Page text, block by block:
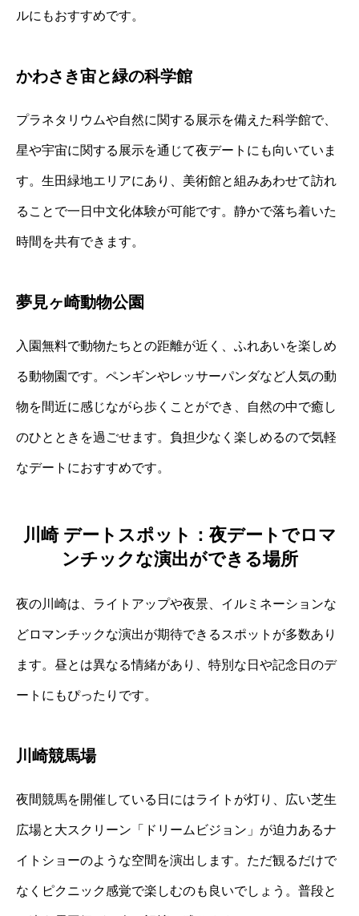
ルにもおすすめです。
かわさき宙と緑の科学館
プラネタリウムや自然に関する展示を備えた科学館で、
星や宇宙に関する展示を通じて夜デートにも向いていま
す。生田緑地エリアにあり、美術館と組みあわせて訪れ
ることで一日中文化体験が可能です。静かで落ち着いた
時間を共有できます。
夢見ヶ崎動物公園
入園無料で動物たちとの距離が近く、ふれあいを楽しめ
る動物園です。ペンギンやレッサーパンダなど人気の動
物を間近に感じながら歩くことができ、自然の中で癒し
のひとときを過ごせます。負担少なく楽しめるので気軽
なデートにおすすめです。
川崎 デートスポット：夜デートでロマ
ンチックな演出ができる場所
夜の川崎は、ライトアップや夜景、イルミネーションな
どロマンチックな演出が期待できるスポットが多数あり
ます。昼とは異なる情緒があり、特別な日や記念日のデ
ートにもぴったりです。
川崎競馬場
夜間競馬を開催している日にはライトが灯り、広い芝生
広場と大スクリーン「ドリームビジョン」が迫力あるナ
イトショーのような空間を演出します。ただ観るだけで
なくピクニック感覚で楽しむのも良いでしょう。普段と